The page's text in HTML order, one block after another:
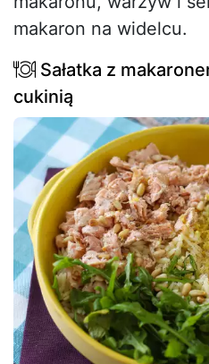
makaron na widelcu.
Sałatka z
cukinią